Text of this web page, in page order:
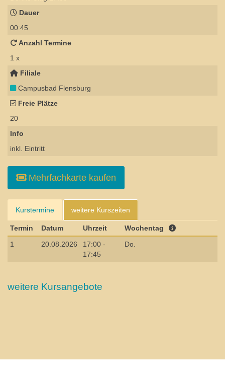
Dauer
00:45
Anzahl Termine
1 x
Filiale
Campusbad Flensburg
Freie Plätze
20
Info
inkl. Eintritt
Mehrfachkarte kaufen
Kurstermine weitere Kurszeiten
Termin Datum Uhrzeit
Wochentag
1
20.08.2026
17:00 -
17:45
Do.
weitere Kursangebote